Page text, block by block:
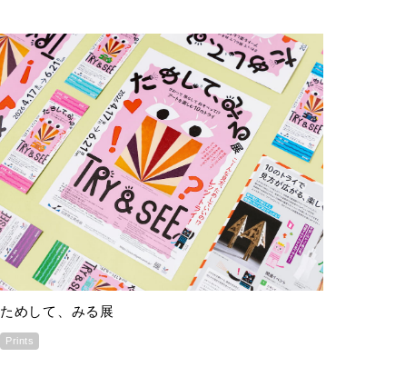
ためして、みる展
Prints